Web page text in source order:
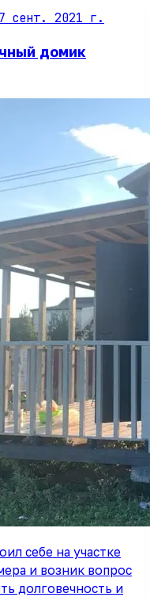
сент. 2021 г.
домик
себе на участке
и возник вопрос
долговечность и